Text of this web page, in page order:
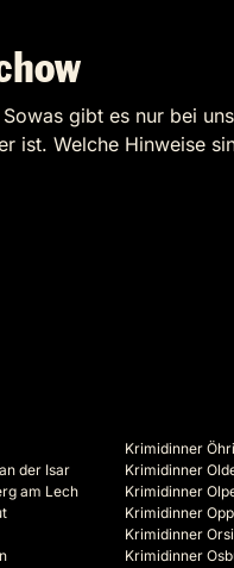
gibt es nur bei
ist. Welche Hinweise
der Isar
am Lech
Krimidinner
Krimidinner
Krimidinner
Krimidinner
Krimidinner
Krimidinner